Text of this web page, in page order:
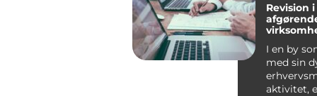
Revision
I en by
med sin
aktivitet,